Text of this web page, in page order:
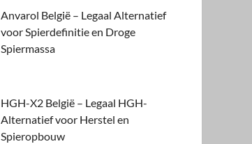
Anvarol België – Legaal Alternatief
voor Spierdefinitie en Droge
Spiermassa
HGH-X2 België – Legaal HGH-
Alternatief voor Herstel en
Spieropbouw